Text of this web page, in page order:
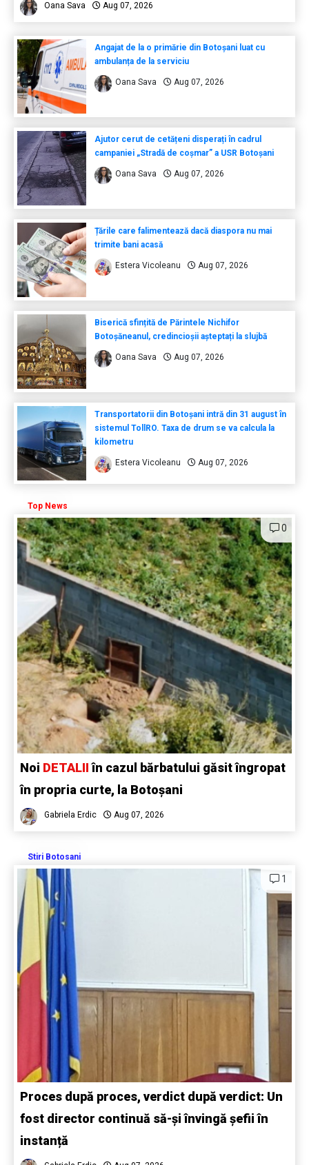
Oana Sava Aug 07, 2026
Angajat de la o primărie din Botoșani luat cu
ambulanța de la serviciu
Oana Sava Aug 07, 2026
Ajutor cerut de cetățeni disperați în cadrul
campaniei „Stradă de coșmar” a USR Botoșani
Oana Sava Aug 07, 2026
Țările care falimentează dacă diaspora nu mai
trimite bani acasă
Estera Vicoleanu Aug 07, 2026
Biserică sfințită de Părintele Nichifor
Botoșăneanul, credincioșii așteptați la slujbă
Oana Sava Aug 07, 2026
Transportatorii din Botoșani intră din 31 august în
sistemul TollRO. Taxa de drum se va calcula la
kilometru
Estera Vicoleanu Aug 07, 2026
Top News
0
Noi DETALIIîn cazul bărbatului găsit îngropat
în propria curte, la Botoșani
Gabriela Erdic Aug 07, 2026
Stiri Botosani
1
Proces după proces, verdict după verdict: Un
fost director continuă să-și învingă șefii în
instanță